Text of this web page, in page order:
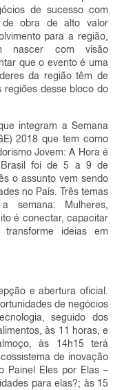
de sucesso com
de obra de alto valor
para a região,
nascer com visão
que o evento é uma
da região têm de
regiões desse bloco do
integram a Semana
2018 que tem como
Jovem: A Hora é
Brasil foi de 5 a 9 de
o assunto vem sendo
no País. Três temas
semana: Mulheres,
é conectar, capacitar
ideias em
e abertura oficial.
de negócios
seguido dos
às 11 horas, e
às 14h15 terá
de inovação
Painel Eles por Elas –
para elas?; às 15